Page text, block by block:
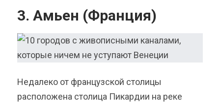
3. Амьен (Франция)
Недалеко от французской столицы
расположена столица Пикардии на реке